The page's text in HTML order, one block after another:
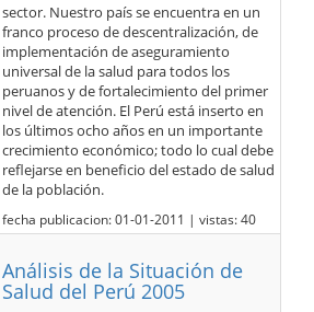
sector. Nuestro país se encuentra en un
franco proceso de descentralización, de
implementación de aseguramiento
universal de la salud para todos los
peruanos y de fortalecimiento del primer
nivel de atención. El Perú está inserto en
los últimos ocho años en un importante
crecimiento económico; todo lo cual debe
reflejarse en beneficio del estado de salud
de la población.
fecha publicacion: 01-01-2011 | vistas: 40
Análisis de la Situación de
Salud del Perú 2005